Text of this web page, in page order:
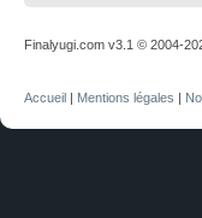
Finalyugi.com v3.1 © 2004-
Accueil | Mentions légales |